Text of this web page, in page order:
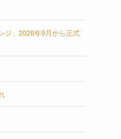
ジ」2026年9月から正式